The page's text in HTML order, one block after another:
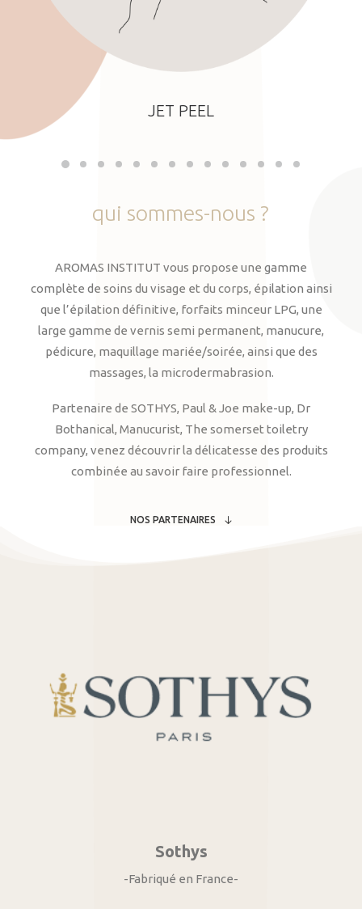
JET PEEL
qui sommes-nous ?
AROMAS INSTITUT vous propose une gamme
complète de soins du visage et du corps, épilation ainsi
que l’épilation définitive, forfaits minceur LPG, une
large gamme de vernis semi permanent, manucure,
pédicure, maquillage mariée/soirée, ainsi que des
massages, la microdermabrasion.
Partenaire de SOTHYS, Paul & Joe make-up, Dr
Bothanical, Manucurist, The somerset toiletry
company, venez découvrir la délicatesse des produits
combinée au savoir faire professionnel.
NOS PARTENAIRES
Sothys
-Fabriqué en France-